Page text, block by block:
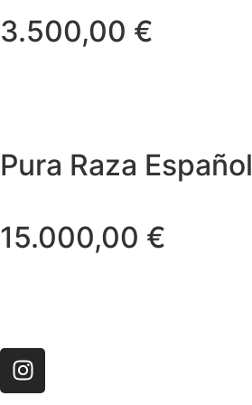
3.500,00 €
Pura Raza Español
15.000,00 €